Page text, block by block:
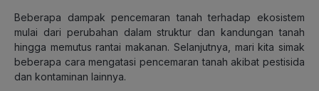
Beberapa dampak pencemaran tanah terhadap ekosistem
mulai dari perubahan dalam struktur dan kandungan tanah
hingga memutus rantai makanan. Selanjutnya, mari kita simak
beberapa cara mengatasi pencemaran tanah akibat pestisida
dan kontaminan lainnya.